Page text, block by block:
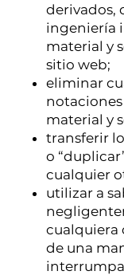
derivados,
ingeniería
material y
sitio web;
eliminar
material y
transferir
o
cualquier
utilizar a
cualquiera
de una